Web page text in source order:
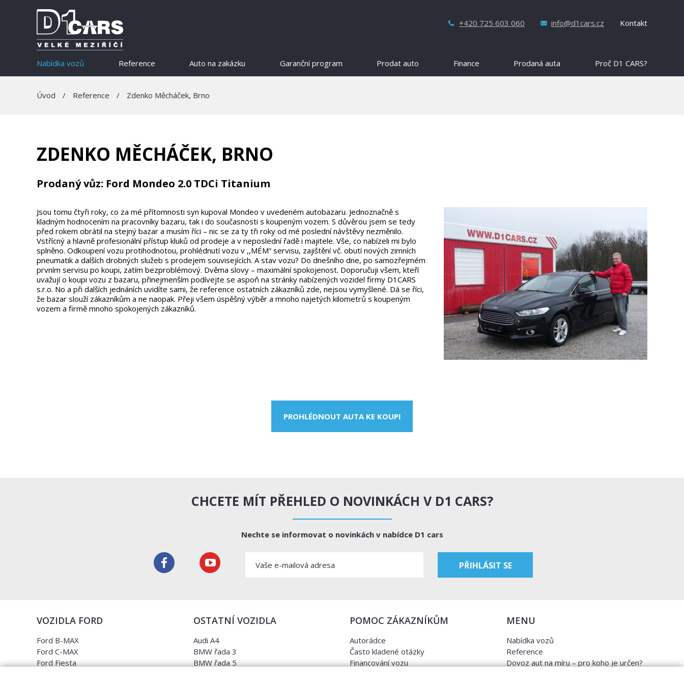
+420 725 603 060 info@d1cars.cz Kontakt
Nabídka vozů Reference Auto na zakázku Garanční program Prodat auto Finance Prodaná auta Proč D1 CARS?
Úvod / Reference / Zdenko Měcháček, Brno
ZDENKO MĚCHÁČEK, BRNO
Prodaný vůz: Ford Mondeo 2.0 TDCi Titanium
Jsou tomu čtyři roky, co za mé přítomnosti syn kupoval Mondeo v uvedeném autobazaru. Jednoznačně s
kladným hodnocením na pracovníky bazaru, tak i do současnosti s koupeným vozem. S důvěrou jsem se tedy
před rokem obrátil na stejný bazar a musím říci – nic se za ty tři roky od mé poslední návštěvy nezměnilo.
Vstřícný a hlavně profesionální přístup kluků od prodeje a v neposlední řadě i majitele. Vše, co nabízeli mi bylo
splněno. Odkoupení vozu protihodnotou, prohlédnutí vozu v ,,MÉM“ servisu, zajištění vč. obutí nových zimních
pneumatik a dalších drobných služeb s prodejem souvisejících. A stav vozu? Do dnešního dne, po samozřejmém
prvním servisu po koupi, zatím bezproblémový. Dvěma slovy – maximální spokojenost. Doporučuji všem, kteří
uvažují o koupi vozu z bazaru, přinejmenším podívejte se aspoň na stránky nabízených vozidel firmy D1CARS
s.r.o. No a při dalších jednáních uvidíte sami, že reference ostatních zákazníků zde, nejsou vymyšlené. Dá se říci,
že bazar slouží zákazníkům a ne naopak. Přeji všem úspěšný výběr a mnoho najetých kilometrů s koupeným
vozem a firmě mnoho spokojených zákazníků.
PROHLÉDNOUT AUTA KE KOUPI
CHCETE MÍT PŘEHLED O NOVINKÁCH V D1 CARS?
Nechte se informovat o novinkách v nabídce D1 cars
VOZIDLA FORD
Ford B-MAX
Ford C-MAX
Ford Fiesta
OSTATNÍ VOZIDLA
Audi A4
BMW řada 3
BMW řada 5
POMOC ZÁKAZNÍKŮM
Autorádce
Často kladené otázky
Financování vozu
MENU
Nabídka vozů
Reference
Dovoz aut na míru – pro koho je určen?